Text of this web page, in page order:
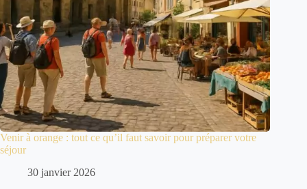
Venir à orange : tout ce qu’il faut savoir pour préparer votre
séjour
30 janvier 2026